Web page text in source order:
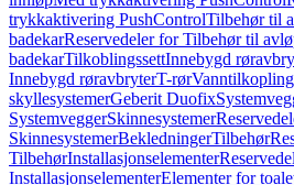
trykkaktivering PushControlTilbehør til
badekarReservedeler for Tilbehør til
badekarTilkoblingssettInnebygd
Innebygd røravbryterT-rør
skyllesystemerGeberit Duofix
SystemveggerSkinnesystemer
SkinnesystemerBekledningerTilbehør
TilbehørInstallasjonselementer
InstallasjonselementerElementer for